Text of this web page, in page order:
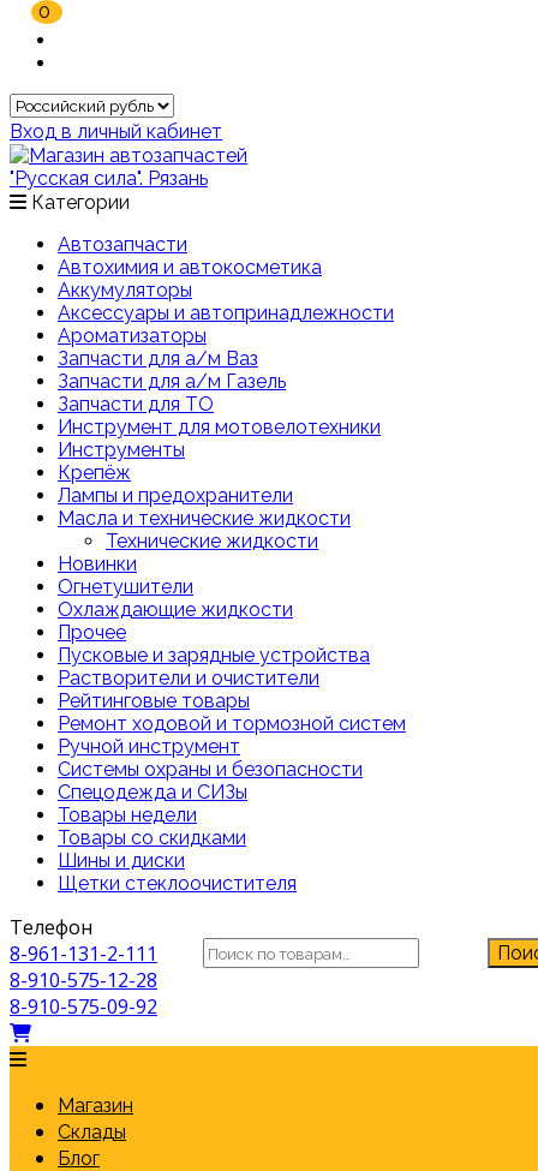
Вход в личный кабинет
Категории
Автозапчасти
Автохимия и автокосметика
Аккумуляторы
Аксессуары и автопринадлежности
Ароматизаторы
Запчасти для а/м Ваз
Запчасти для а/м Газель
Запчасти для ТО
Инструмент для мотовелотехники
Инструменты
Крепёж
Лампы и предохранители
Масла и технические жидкости
Технические жидкости
Новинки
Огнетушители
Охлаждающие жидкости
Прочее
Пусковые и зарядные устройства
Растворители и очистители
Рейтинговые товары
Ремонт ходовой и тормозной систем
Ручной инструмент
Системы охраны и безопасности
Спецодежда и СИЗы
Товары недели
Товары со скидками
Шины и диски
Щетки стеклоочистителя
Искать:
Телефон
8-961-131-2-111
8-910-575-12-28
8-910-575-09-92
0
Магазин
Склады
Блог